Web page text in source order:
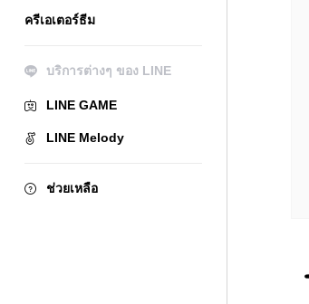
ครีเอเตอร์ธีม
บริการต่างๆ ของ LINE
LINE GAME
LINE Melody
ช่วยเหลือ